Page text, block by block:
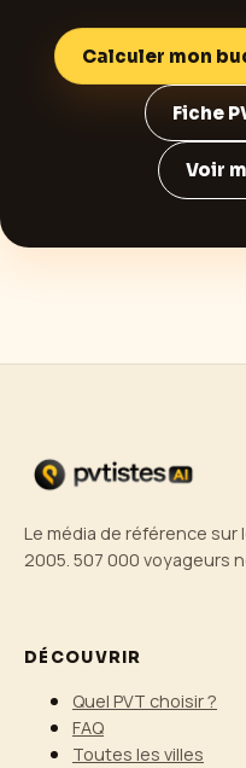
Calculer mon
Fiche
Voir
Le média de référence sur
2005. 507 000 voyageurs
DÉCOUVRIR
Quel PVT choisir ?
FAQ
Toutes les villes